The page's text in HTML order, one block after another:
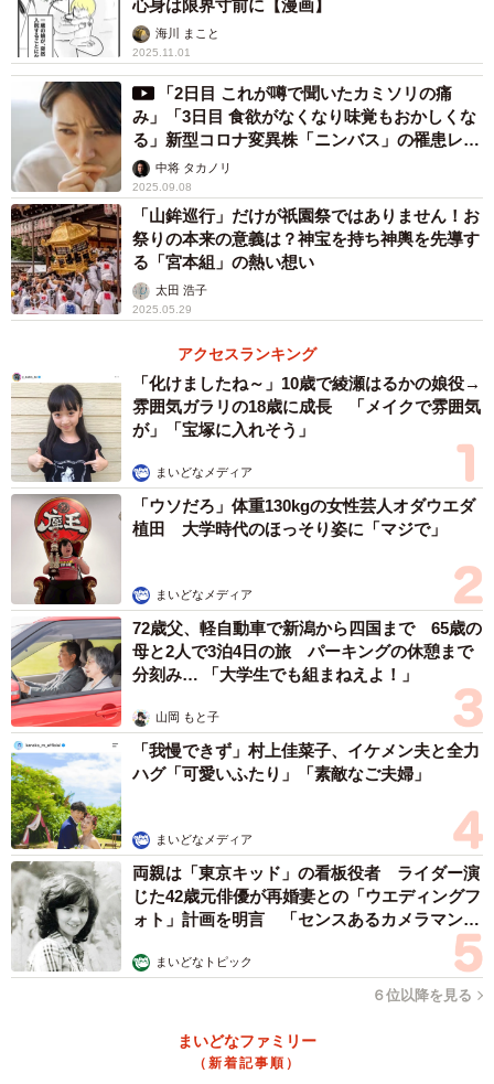
聞の「読者に応える」、神戸新聞の「スクープラ
ボ」、 中国新聞の「こちら編集局です あなたの声
から」、 徳島新聞の「あなたとともに～こちら特報
班」、 西日本新聞の「あなたの特命取材班」、テレ
ビ西日本の「福岡NEWSファイルCUBE」、 琉球新
報の「りゅうちゃんねる~あなたの疑問に応えます」
の記事を相互交換し、新聞や自社のウェブサイトに随
時掲載します。
心身は限界寸前に【漫画】
海川 まこと
2025.11.01
「2日目 これが噂で聞いたカミソリの痛
み」「3日目 食欲がなくなり味覚もおかしくな
る」新型コロナ変異株「ニンバス」の罹患レポ
ートが話題
中将 タカノリ
2025.09.08
「山鉾巡行」だけが祇園祭ではありません！お
祭りの本来の意義は？神宝を持ち神輿を先導す
る「宮本組」の熱い想い
太田 浩子
2025.05.29
アクセスランキング
「化けましたね～」10歳で綾瀬はるかの娘役→
雰囲気ガラリの18歳に成長 「メイクで雰囲気
が」「宝塚に入れそう」
まいどなメディア
「ウソだろ」体重130kgの女性芸人オダウエダ
植田 大学時代のほっそり姿に「マジで」
まいどなメディア
72歳父、軽自動車で新潟から四国まで 65歳の
母と2人で3泊4日の旅 パーキングの休憩まで
分刻み… 「大学生でも組まねえよ！」
山岡 もと子
「我慢できず」村上佳菜子、イケメン夫と全力
ハグ「可愛いふたり」「素敵なご夫婦」
まいどなメディア
両親は「東京キッド」の看板役者 ライダー演
じた42歳元俳優が再婚妻との「ウエディングフ
ォト」計画を明言 「センスあるカメラマン求
まいどなトピック
６位以降を見る
まいどなファミリー
（新着記事順）